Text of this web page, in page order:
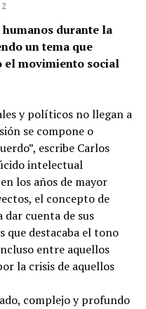
durante la
un tema que
el movimiento social
y políticos no llegan a
se compone o
escribe Carlos
intelectual
los años de mayor
el concepto de
dar cuenta de sus
que destacaba el tono
entre aquellos
la crisis de aquellos
complejo y profundo